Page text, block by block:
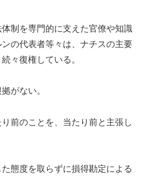
制を専門的に支えた官僚や知識
の代表者等々は、ナチスの主要
々復権している。
がない。
前のことを、当たり前と主張し
態度を取らずに損得勘定による